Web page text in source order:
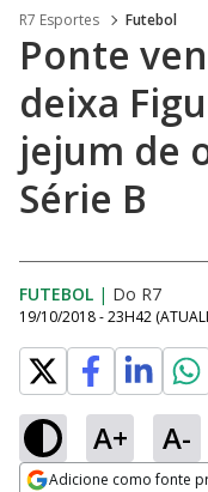
R7 Esportes Futebol
Ponte
deixa
jejum de
Série B
FUTEBOL | Do R7
19/10/2018 - 23H42
A+ A-
Adicione como fonte